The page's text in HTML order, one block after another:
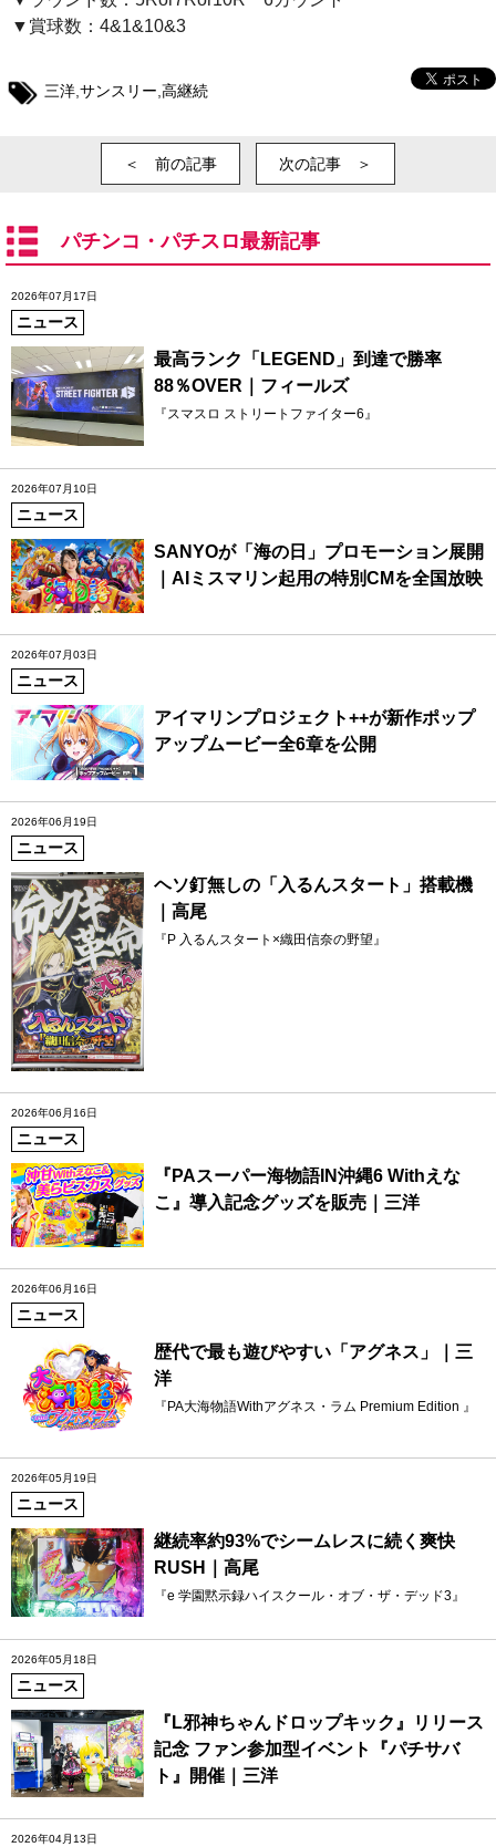
▼賞球数：4&1&10&3
三洋,サンスリー,高継続
＜ 前の記事 次の記事 ＞
パチンコ・パチスロ最新記事
2026年07月17日
ニュース
最高ランク「LEGEND」到達で勝率
88％OVER｜フィールズ
『スマスロ ストリートファイター6』
2026年07月10日
ニュース
SANYOが「海の日」プロモーション展開
｜AIミスマリン起用の特別CMを全国放映
2026年07月03日
ニュース
アイマリンプロジェクト++が新作ポップ
アップムービー全6章を公開
2026年06月19日
ニュース
ヘソ釘無しの「入るんスタート」搭載機
｜高尾
『P 入るんスタート×織田信奈の野望』
2026年06月16日
ニュース
『PAスーパー海物語IN沖縄6 Withえな
こ』導入記念グッズを販売｜三洋
2026年06月16日
ニュース
歴代で最も遊びやすい「アグネス」｜三
洋
『PA大海物語Withアグネス・ラム Premium Edition 』
2026年05月19日
ニュース
継続率約93%でシームレスに続く爽快
RUSH｜高尾
『e 学園黙示録ハイスクール・オブ・ザ・デッド3』
2026年05月18日
ニュース
『L邪神ちゃんドロップキック』リリース
記念 ファン参加型イベント『パチサバ
ト』開催｜三洋
2026年04月13日